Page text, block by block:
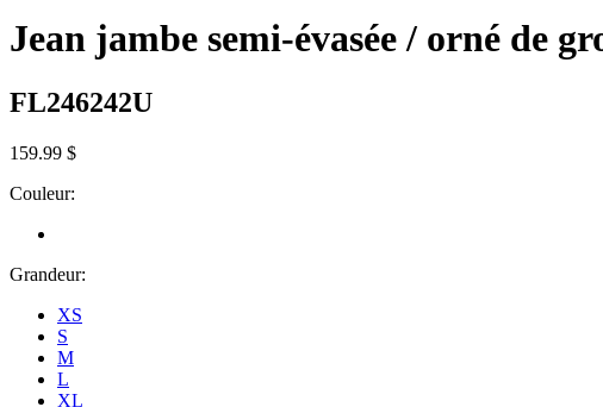
Jean jambe semi-évasée / orné de
FL246242U
159.99 $
Couleur:
Grandeur:
XS
S
M
L
XL